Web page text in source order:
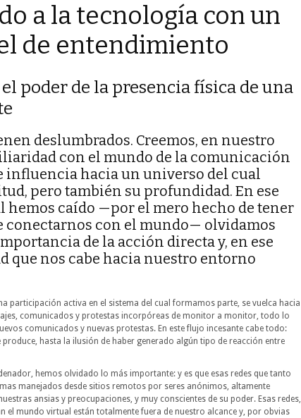
a la tecnología con un
de entendimiento
poder de la presencia física de una
deslumbrados. Creemos, en nuestro
con el mundo de la comunicación
influencia hacia un universo del cual
pero también su profundidad. En ese
hemos caído —por el mero hecho de tener
conectarnos con el mundo— olvidamos
de la acción directa y, en ese
que nos cabe hacia nuestro entorno
participación activa en el sistema del cual formamos parte, se vuelca hacia
comunicados y protestas incorpóreas de monitor a monitor, todo lo
comunicados y nuevas protestas. En este flujo incesante cabe todo:
hasta la ilusión de haber generado algún tipo de reacción entre
hemos olvidado lo más importante: y es que esas redes que tanto
manejados desde sitios remotos por seres anónimos, altamente
ansias y preocupaciones, y muy conscientes de su poder. Esas redes,
el mundo virtual están totalmente fuera de nuestro alcance y, por obvias